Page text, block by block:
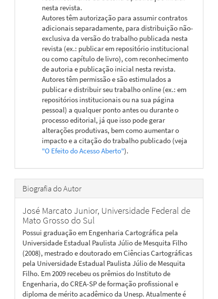
nesta revista.
Autores têm autorização para assumir contratos
adicionais separadamente, para distribuição não-
exclusiva da versão do trabalho publicada nesta
revista (ex.: publicar em repositório institucional
ou como capítulo de livro), com reconhecimento
de autoria e publicação inicial nesta revista.
Autores têm permissão e são estimulados a
publicar e distribuir seu trabalho online (ex.: em
repositórios institucionais ou na sua página
pessoal) a qualquer ponto antes ou durante o
processo editorial, já que isso pode gerar
alterações produtivas, bem como aumentar o
impacto e a citação do trabalho publicado (veja
"O Efeito do Acesso Aberto").
Biografia do Autor
José Marcato Junior, Universidade Federal de
Mato Grosso do Sul
Possui graduação em Engenharia Cartográfica pela
Universidade Estadual Paulista Júlio de Mesquita Filho
(2008), mestrado e doutorado em Ciências Cartográficas
pela Universidade Estadual Paulista Júlio de Mesquita
Filho. Em 2009 recebeu os prêmios do Instituto de
Engenharia, do CREA-SP de formação profissional e
diploma de mérito acadêmico da Unesp. Atualmente é